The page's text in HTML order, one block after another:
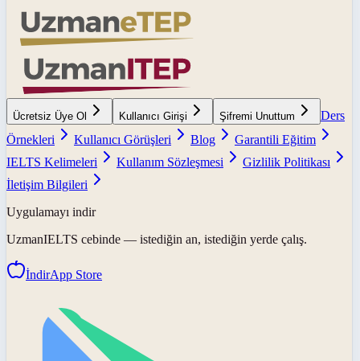
Ücretsiz Üye Ol Kullanıcı Girişi Şifremi Unuttum
Ders
Örnekleri
Kullanıcı Görüşleri Blog
Garantili Eğitim
IELTS Kelimeleri
Kullanım Sözleşmesi
Gizlilik Politikası
İletişim Bilgileri
Uygulamayı indir
UzmanIELTS cebinde — istediğin an, istediğin yerde çalış.
İndirApp Store